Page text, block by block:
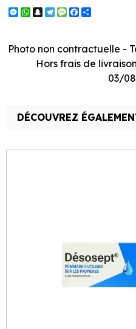
Messenger
WhatsApp
Snapchat
Telegram
Message
Facebook
Photo non contractuelle -
Hors frais de
03/
DÉCOUVREZ